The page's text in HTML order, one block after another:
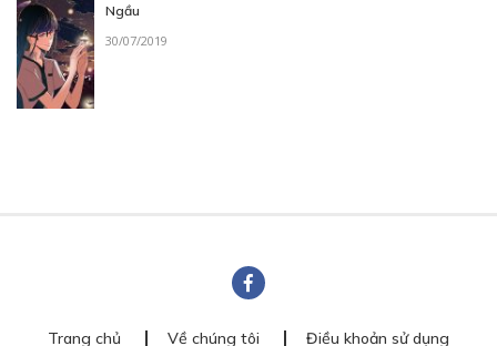
Ngầu
30/07/2019
Trang chủ Về chúng tôi Điều khoản sử dụng